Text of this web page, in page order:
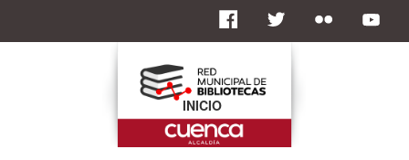
INICIO